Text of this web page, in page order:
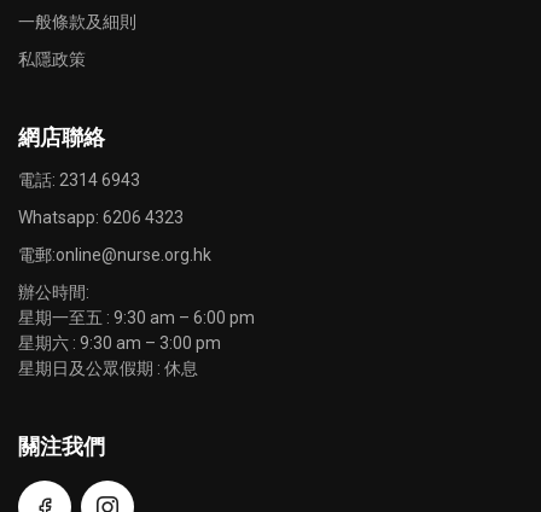
一般條款及細則
私隱政策
網店聯絡
電話: 2314 6943
Whatsapp: 6206 4323
電郵:online@nurse.org.hk
辦公時間:
星期一至五 : 9:30 am – 6:00 pm
星期六 : 9:30 am – 3:00 pm
星期日及公眾假期 : 休息
關注我們